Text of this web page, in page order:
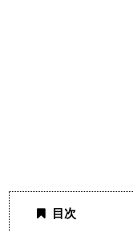
目次